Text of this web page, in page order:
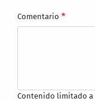
Comentario
Contenido limitado a